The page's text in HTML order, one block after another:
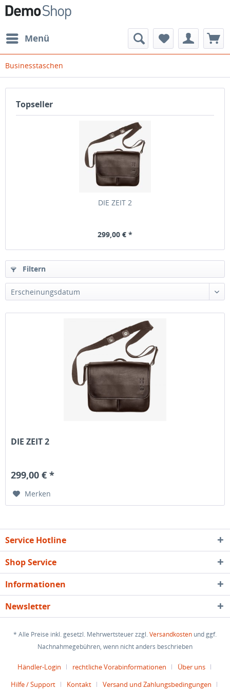
Menü
Businesstaschen
Topseller
DIE ZEIT 2
299,00 € *
Filtern
Erscheinungsdatum
DIE ZEIT 2
299,00 € *
Merken
Service Hotline
Shop Service
Informationen
Newsletter
* Alle Preise inkl. gesetzl. Mehrwertsteuer zzgl.Versandkosten und ggf.
Nachnahmegebühren, wenn nicht anders beschrieben
Händler-Login rechtliche Vorabinformationen
Über uns
Hilfe / Support
Kontakt Versand und Zahlungsbedingungen